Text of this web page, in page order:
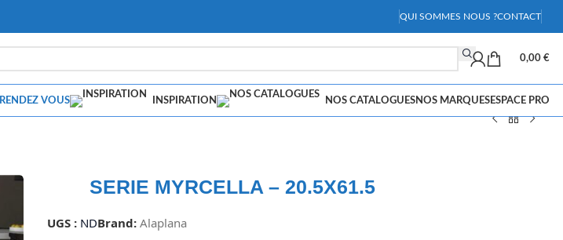
QUI SOMMES NOUS ?CONTACT
0,00 €
RENDEZ VOUS INSPIRATION NOS CATALOGUESNOS MARQUESESPACE PRO
SERIE MYRCELLA – 20.5X61.5
UGS : NDBrand: Alaplana